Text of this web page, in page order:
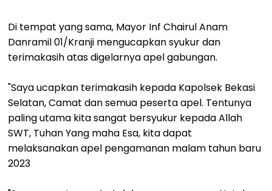
Di tempat yang sama, Mayor Inf Chairul Anam
Danramil 01/Kranji mengucapkan syukur dan
terimakasih atas digelarnya apel gabungan.
"Saya ucapkan terimakasih kepada Kapolsek Bekasi
Selatan, Camat dan semua peserta apel. Tentunya
paling utama kita sangat bersyukur kepada Allah
SWT, Tuhan Yang maha Esa, kita dapat
melaksanakan apel pengamanan malam tahun baru
2023